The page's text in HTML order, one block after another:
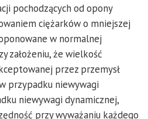
pochodzących od opony
ciężarków o mniejszej
w normalnej
założeniu, że wielkość
przez przemysł
przypadku niewywagi
niewywagi dynamicznej,
przy wyważaniu każdego